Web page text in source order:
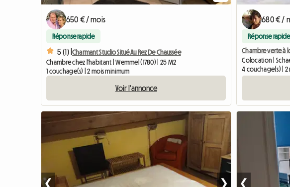
650 € / mois
Réponse rapide
5 (1) |Charmant Studio Situé Au Rez De Chaussée
Chambre chez l'habitant | Wemmel (1780) | 25 M2
1 couchage(s) | 2 mois minimum
Voir l'annonce
680 € /
Réponse rapide
Chambre verte à
Colocation |
4 couchage(s) | 2
❮ ❯ ❮